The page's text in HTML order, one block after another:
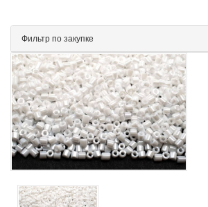
Фильтр по закупке